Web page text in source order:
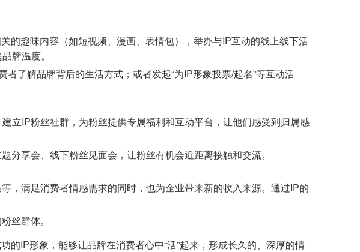
的趣味内容（如短视频、漫画、表情包），举办与IP互动的线上线下活
牌温度。
了解品牌背后的生活方式；或者发起“为IP形象投票/起名”等互动活
立IP粉丝社群，为粉丝提供专属福利和互动平台，让他们感受到归属感
享会、线下粉丝见面会，让粉丝有机会近距离接触和交流。
，满足消费者情感需求的同时，也为企业带来新的收入来源。通过IP的
丝群体。
的IP形象，能够让品牌在消费者心中“活”起来，形成长久的、深厚的情